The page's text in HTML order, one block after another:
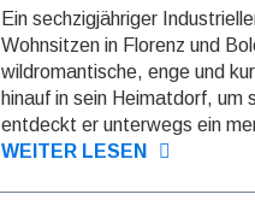
Ein sechzigjähriger
Wohnsitzen in Florenz und
wildromantische, enge und
hinauf in sein Heimatdorf, um
entdeckt er unterwegs ein
WEITER LESEN